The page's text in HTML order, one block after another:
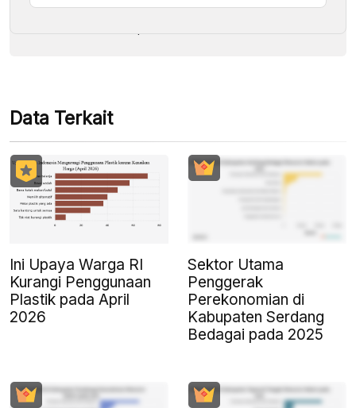
Beberapa metode pembayaran masih dalam
Data Terkait
Ini Upaya Warga RI
Kurangi Penggunaan
Plastik pada April
2026
Sektor Utama
Penggerak
Perekonomian di
Kabupaten Serdang
Bedagai pada 2025